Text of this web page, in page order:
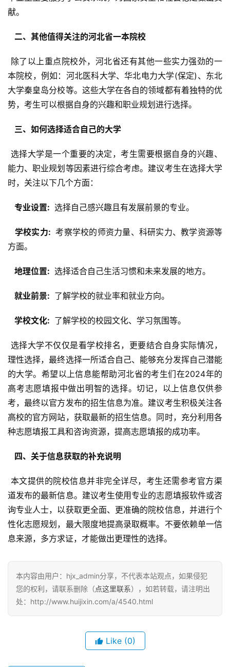
献。
  二、其他值得关注的河北省一本院校
本院校，例如：河北医科大学、华北电力大学(保定)、东北
大学秦皇岛分校等。这些大学在各自的领域都有着独特的优
势，考生可以根据自身的兴趣和职业规划进行选择。
  三、如何选择适合自己的大学
能力、职业规划等因素进行综合考虑。建议考生在选择大学
时，关注以下几个方面：
  专业设置:
选择自己感兴趣且有发展前景的专业。
  学校实力:
考察学校的师资力量、科研实力、教学资源等
方面。
  地理位置:
选择适合自己生活习惯和未来发展的地方。
  就业前景:
了解学校的就业率和就业方向。
  学校文化:
了解学校的校园文化、学习氛围等。
理性选择，最终选择一所适合自己、能够充分发挥自己潜能
的大学。希望以上信息能帮助河北省的考生们在2024年的
高考志愿填报中做出明智的选择。切记，以上信息仅供参
考，最终以官方发布的招生信息为准。建议考生积极关注各
高校的官方网站，获取最新的招生信息。同时，充分利用各
种志愿填报工具和咨询资源，提高志愿填报的成功率。
  四、关于信息获取的补充说明
道发布的最新信息。建议考生使用专业的志愿填报软件或咨
询专业人士，以获取更全面、更准确的院校信息，并进行个
性化志愿规划，最大限度地提高录取概率。不要依赖单一信
息来源，多方求证，才能做出更理性的选择。
本内容由用户：hjx_admin分享，不代表本站观点，如果侵犯
您的权利，请联系删除（点这里联系），如若转载，请注明出
处：http://www.huijixin.com/a/4540.html
Like (0)